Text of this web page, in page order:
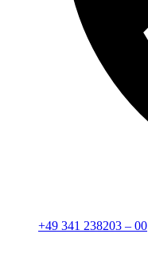
+49 341 238203 – 00